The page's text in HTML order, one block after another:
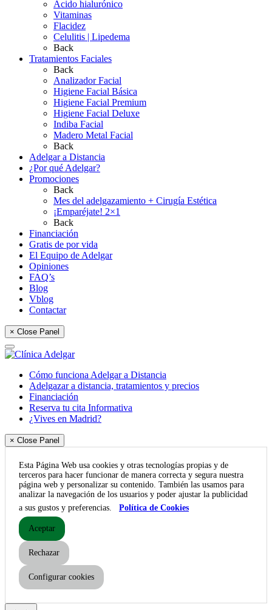
Ácido hialurónico
Vitaminas
Flacidez
Celulitis | Lipedema
Back
Tratamientos Faciales
Back
Analizador Facial
Higiene Facial Básica
Higiene Facial Premium
Higiene Facial Deluxe
Indiba Facial
Madero Metal Facial
Back
Adelgar a Distancia
¿Por qué Adelgar?
Promociones
Back
Mes del adelgazamiento + Cirugía Estética
¡Emparéjate! 2×1
Back
Financiación
Gratis de por vida
El Equipo de Adelgar
Opiniones
FAQ’s
Blog
Vblog
Contactar
× Close Panel
Cómo funciona Adelgar a Distancia
Adelgazar a distancia, tratamientos y precios
Financiación
Reserva tu cita Informativa
¿Vives en Madrid?
× Close Panel
Esta Página Web usa cookies y otras tecnologías propias y de
terceros para hacer funcionar de manera correcta y segura nuestra
página web y personalizar su contenido. También las usamos para
analizar la navegación de los usuarios y poder ajustar la publicidad
a sus gustos y preferencias.
Política de Cookies
Aceptar
Rechazar
Configurar cookies